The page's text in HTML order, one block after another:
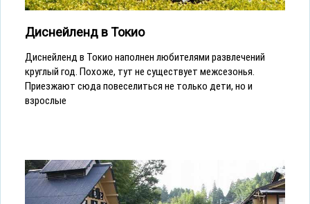
Диснейленд в Токио
Диснейленд в Токио наполнен любителями развлечений
круглый год. Похоже, тут не существует межсезонья.
Приезжают сюда повеселиться не только дети, но и
взрослые